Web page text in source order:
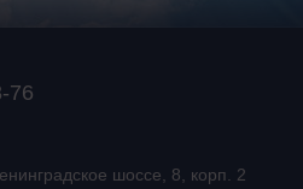
76
шоссе, 8, корп. 2